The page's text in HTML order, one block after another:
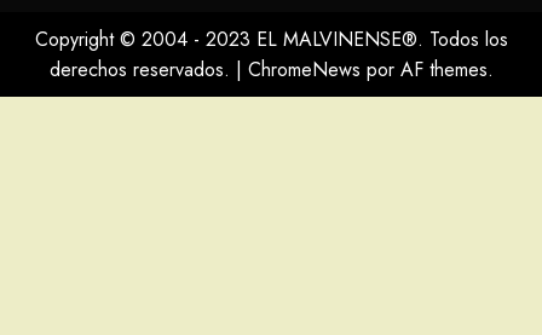
Copyright © 2004 - 2023 EL MALVINENSE®. Todos los
derechos reservados. | ChromeNews por AF themes.